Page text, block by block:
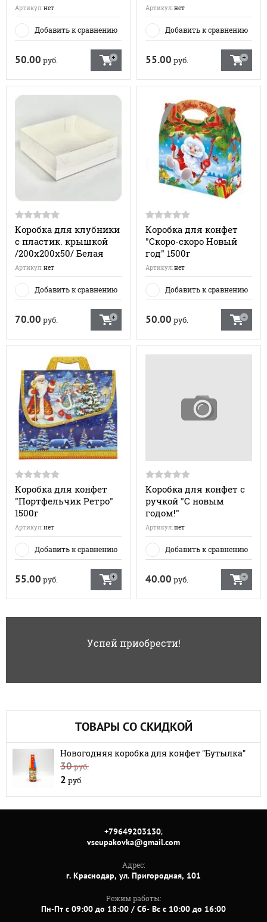
Артикул:нет
Добавить к сравнению
50.00 руб.
Артикул:нет
Добавить к сравнению
55.00 руб.
Коробка для клубники
с пластик. крышкой
/200х200х50/ Белая
Артикул:нет
Добавить к сравнению
70.00 руб.
Коробка для конфет
"Скоро-скоро Новый
год" 1500г
Артикул:нет
Добавить к сравнению
50.00 руб.
Коробка для конфет
"Портфельчик Ретро"
1500г
Артикул:нет
Добавить к сравнению
55.00 руб.
Коробка для конфет с
ручкой "С новым
годом!"
Артикул:нет
Добавить к сравнению
40.00 руб.
Успей приобрести!
ТОВАРЫ СО СКИДКОЙ
Новогодняя коробка для конфет "Бутылка"
30руб.
2 руб.
+79649203130;
vseupakovka@gmail.com
Адрес:
г. Краснодар, ул. Пригородная, 101
Режим работы:
Пн-Пт с 09:00 до 18:00 / Сб- Вс с 10:00 до 16:00